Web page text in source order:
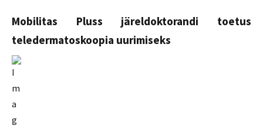
Mobilitas Pluss järeldoktorandi toetus
teledermatoskoopia uurimiseks